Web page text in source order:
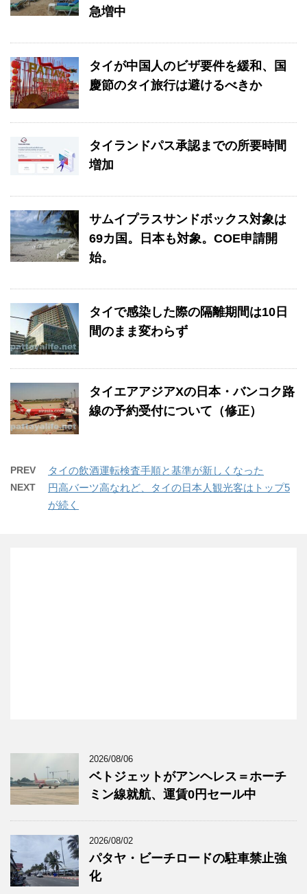
急増中
タイが中国人のビザ要件を緩和、国
慶節のタイ旅行は避けるべきか
タイランドパス承認までの所要時間
増加
サムイプラスサンドボックス対象は
69カ国。日本も対象。COE申請開
始。
タイで感染した際の隔離期間は10日
間のまま変わらず
タイエアアジアXの日本・バンコク路
線の予約受付について（修正）
PREV タイの飲酒運転検査手順と基準が新しくなった
NEXT
円高バーツ高なれど、タイの日本人観光客はトップ5
が続く
2026/08/06
ベトジェットがアンヘレス＝ホーチ
ミン線就航、運賃0円セール中
2026/08/02
パタヤ・ビーチロードの駐車禁止強
化